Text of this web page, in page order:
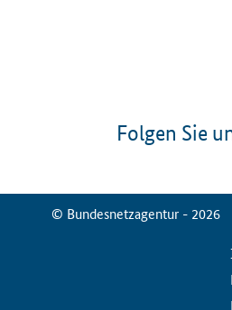
Folgen Sie
© Bundesnetzagentur - 2026